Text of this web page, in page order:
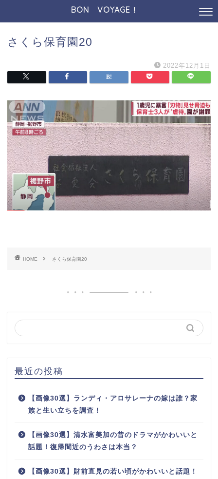
BON VOYAGE！
さくら保育園20
2022年12月1日
HOME さくら保育園20
最近の投稿
【画像30選】ランディ・アロサレーナの嫁は誰？家
族と生い立ちを調査！
【画像30選】清水富美加の昔のドラマがかわいいと
話題！復帰間近のうわさは本当？
【画像30選】財前直見の若い頃がかわいいと話題！